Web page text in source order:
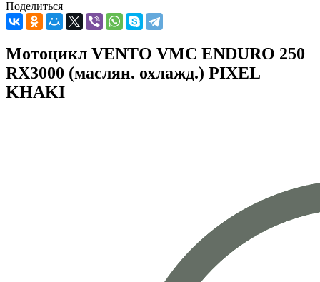
Поделиться
Мотоцикл VENTO VMC ENDURO 250
RX3000 (маслян. охлажд.) PIXEL
KHAKI